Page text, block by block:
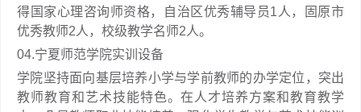
得国家心理咨询师资格，自治区优秀辅导员1人，固原市
优秀教师2人，校级教学名师2人。
04.宁夏师范学院实训设备
学院坚持面向基层培养小学与学前教师的办学定位，突出
教师教育和艺术技能特色。在人才培养方案和教育教学